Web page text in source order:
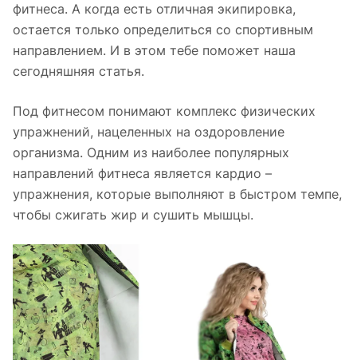
фитнеса. А когда есть отличная экипировка,
остается только определиться со спортивным
направлением. И в этом тебе поможет наша
сегодняшняя статья.
Под фитнесом понимают комплекс физических
упражнений, нацеленных на оздоровление
организма. Одним из наиболее популярных
направлений фитнеса является кардио –
упражнения, которые выполняют в быстром темпе,
чтобы сжигать жир и сушить мышцы.